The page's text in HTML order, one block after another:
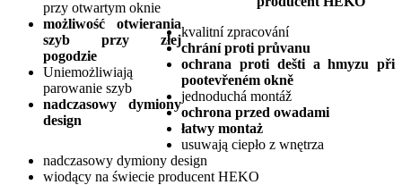
przy otwartym oknie
możliwość otwierania
szyb przy złej
pogodzie
Uniemożliwiają
parowanie szyb
nadczasowy dymiony
design
kvalitní zpracování
chrání proti průvanu
ochrana proti dešti a hmyzu při
pootevřeném okně
jednoduchá montáž
ochrona przed owadami
łatwy montaż
usuwają ciepło z wnętrza
nadczasowy dymiony design
wiodący na świecie producent HEKO